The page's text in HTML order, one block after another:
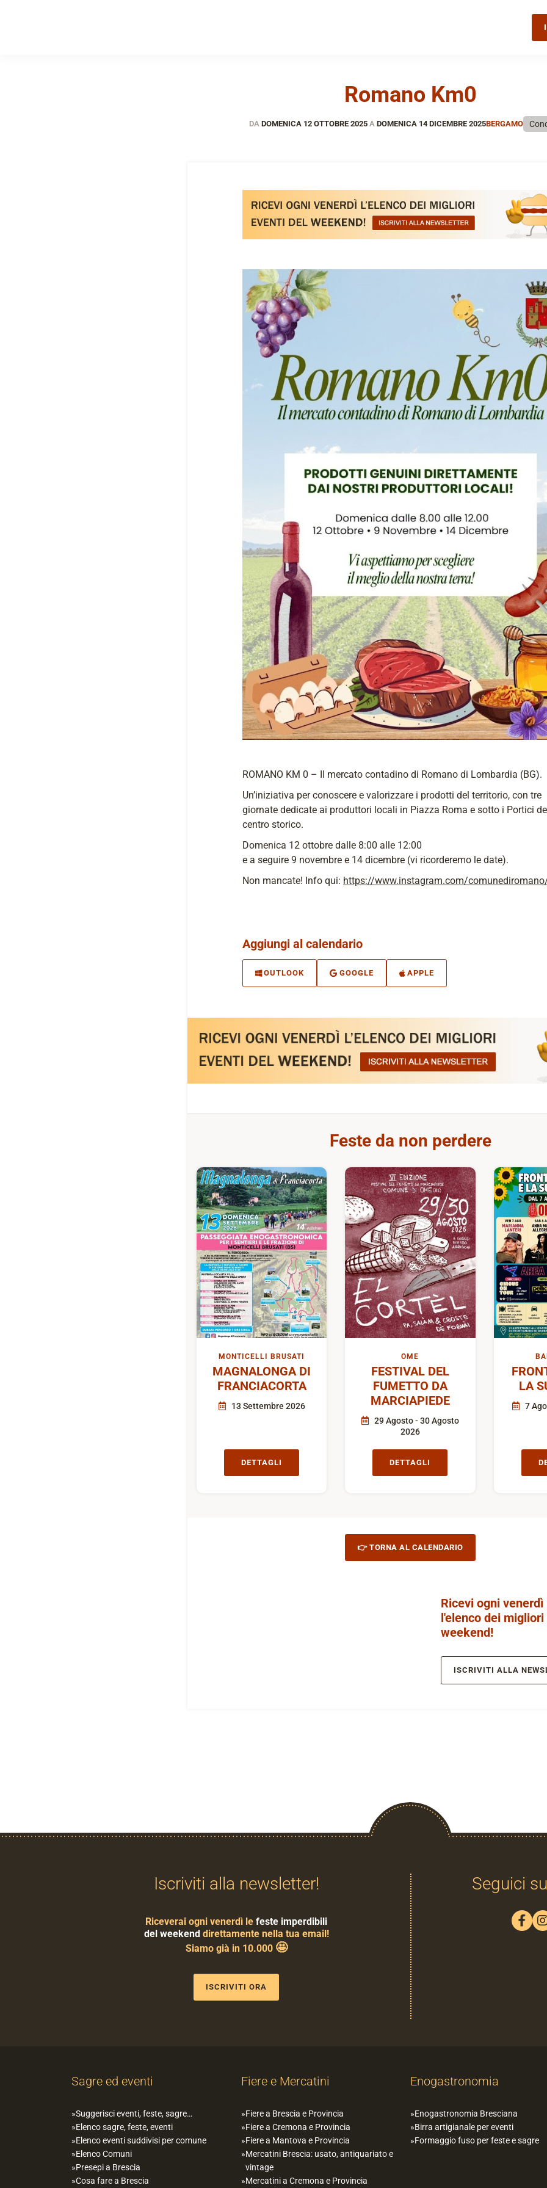
Romano Km0
DA DOMENICA 12 OTTOBRE 2025A DOMENICA 14 DICEMBRE 2025BERGAMO
ROMANO KM 0 – Il mercato contadino di Romano di Lombardia (BG).
Un’iniziativa per conoscere e valorizzare i prodotti del territorio, con tre
giornate dedicate ai produttori locali in Piazza Roma e sotto i Portici
centro storico.
Domenica 12 ottobre dalle 8:00 alle 12:00
e a seguire 9 novembre e 14 dicembre (vi ricorderemo le date).
Non mancate! Info qui: https://www.instagram.com/
Aggiungi al calendario
OUTLOOK GOOGLE APPLE
Feste da non perdere
MONTICELLI BRUSATI
MAGNALONGA DI
FRANCIACORTA
13 Settembre 2026
DETTAGLI
OME
FESTIVAL DEL
FUMETTO DA
MARCIAPIEDE
29 Agosto - 30 Agosto
2026
DETTAGLI
LA
7
👉 TORNA AL CALENDARIO
Ricevi ogni venerdì
l'elenco dei
weekend!
ISCRIVITI ALLA
Iscriviti alla newsletter!
Riceverai ogni venerdì le feste imperdibili
del weekend direttamente nella tua email!
Siamo già in 10.000 🤩
ISCRIVITI ORA
Seguici
Sagre ed eventi
Suggerisci eventi, feste, sagre…
Elenco sagre, feste, eventi
Elenco eventi suddivisi per comune
Elenco Comuni
Presepi a Brescia
Cosa fare a Brescia
Fiere e Mercatini
Fiere a Brescia e Provincia
Fiere a Cremona e Provincia
Fiere a Mantova e Provincia
Mercatini Brescia: usato, antiquariato e
vintage
Mercatini a Cremona e Provincia
Enogastronomia
Enogastronomia Bresciana
Birra artigianale per eventi
Formaggio fuso per feste e sagre